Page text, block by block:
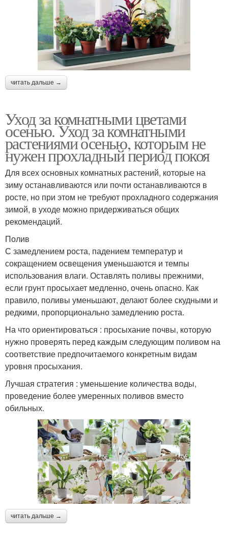
читать дальше →
Уход за комнатными цветами
осенью. Уход за комнатными
растениями осенью, которым не
нужен прохладный период покоя
Для всех основных комнатных растений, которые на
зиму останавливаются или почти останавливаются в
росте, но при этом не требуют прохладного содержания
зимой, в уходе можно придерживаться общих
рекомендаций.
Полив
С замедлением роста, падением температур и
сокращением освещения уменьшаются и темпы
использования влаги. Оставлять поливы прежними,
если грунт просыхает медленно, очень опасно. Как
правило, поливы уменьшают, делают более скудными и
редкими, пропорционально замедлению роста.
На что ориентироваться : просыхание почвы, которую
нужно проверять перед каждым следующим поливом на
соответствие предпочитаемого конкретным видам
уровня просыхания.
Лучшая стратегия : уменьшение количества воды,
проведение более умеренных поливов вместо
обильных.
читать дальше →